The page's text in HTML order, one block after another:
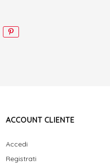
ACCOUNT CLIENTE
Accedi
Registrati